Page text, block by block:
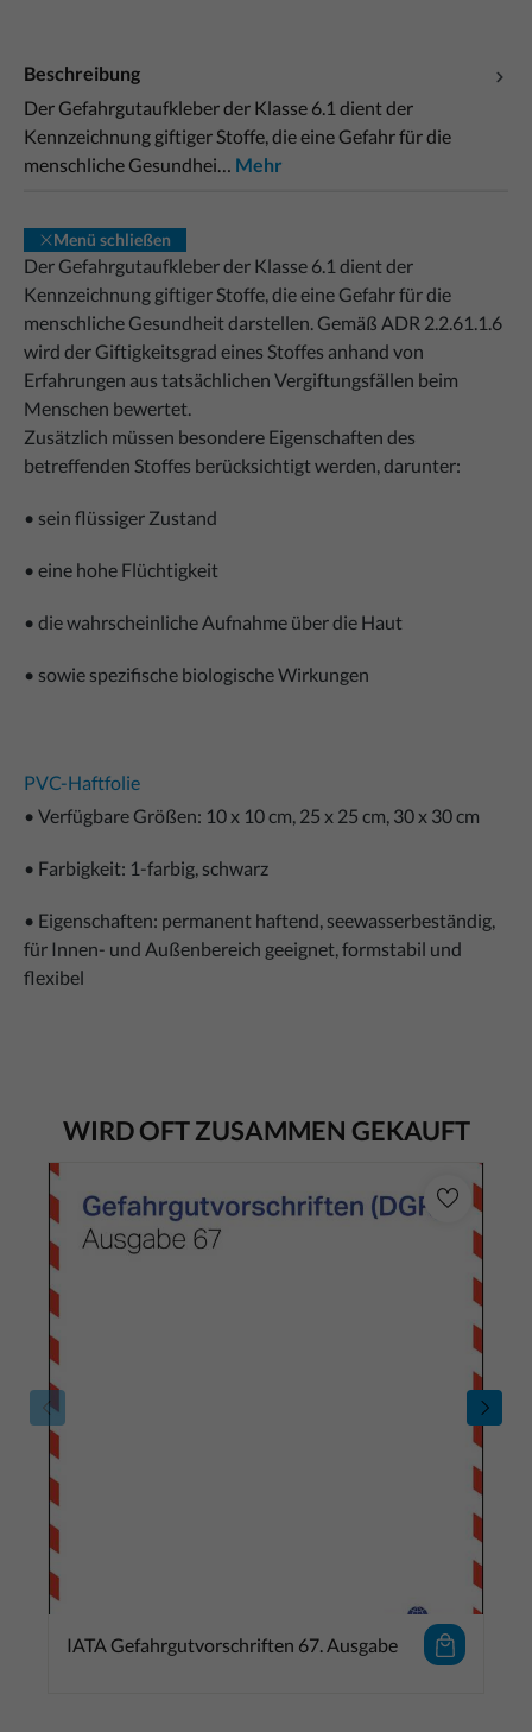
Beschreibung
Der Gefahrgutaufkleber der Klasse 6.1 dient der
Kennzeichnung giftiger Stoffe, die eine Gefahr für die
menschliche Gesundhei… Mehr
Menü schließen
Der Gefahrgutaufkleber der Klasse 6.1 dient der
Kennzeichnung giftiger Stoffe, die eine Gefahr für die
menschliche Gesundheit darstellen. Gemäß ADR 2.2.61.1.6
wird der Giftigkeitsgrad eines Stoffes anhand von
Erfahrungen aus tatsächlichen Vergiftungsfällen beim
Menschen bewertet.
Zusätzlich müssen besondere Eigenschaften des
betreffenden Stoffes berücksichtigt werden, darunter:
• sein flüssiger Zustand
• eine hohe Flüchtigkeit
• die wahrscheinliche Aufnahme über die Haut
• sowie spezifische biologische Wirkungen
PVC-Haftfolie
• Verfügbare Größen: 10 x 10 cm, 25 x 25 cm, 30 x 30 cm
• Farbigkeit: 1-farbig, schwarz
• Eigenschaften: permanent haftend, seewasserbeständig,
für Innen- und Außenbereich geeignet, formstabil und
flexibel
WIRD OFT ZUSAMMEN GEKAUFT
IATA Gefahrgutvorschriften 67. Ausgabe